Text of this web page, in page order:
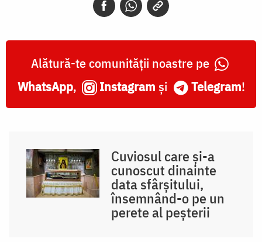
Alătură-te comunității noastre pe
WhatsApp, Instagram și Telegram!
Cuviosul care și-a
cunoscut dinainte
data sfârșitului,
însemnând-o pe un
perete al peșterii